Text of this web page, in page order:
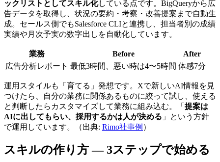
ックリストとしてスキル化している点です。BigQueryから広
告データを取得し、状況の要約・考察・改善提案まで自動生
成。セールス側でもSalesforce CLIと連携し、担当者別の成績
実績や月次予実の数字出しを自動化しています。
業務 Before
After
広告分析レポート 最低3時間、悪い時は4〜5時間 体感7分
運用スタイルも「育てる」発想です。Xで新しいAI情報を見
つけたら、自分の業務に関係あるものに絞って試し、使える
と判断したらカスタマイズして業務に組み込む。「 提案は
AIに出してもらい、採用するかは人が決める 」という方針
で運用しています。（出典: Rimo社事例 ）
スキルの作り方 — 3ステップで始める